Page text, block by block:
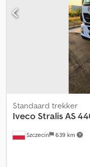
Szczecin 639 km
Standaard trekker
Iveco Stralis AS